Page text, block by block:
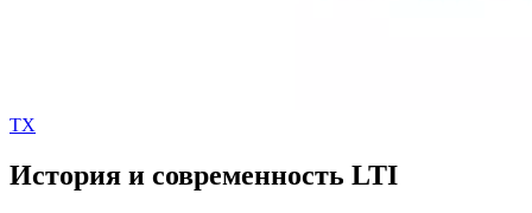
TX
История и современность LTI